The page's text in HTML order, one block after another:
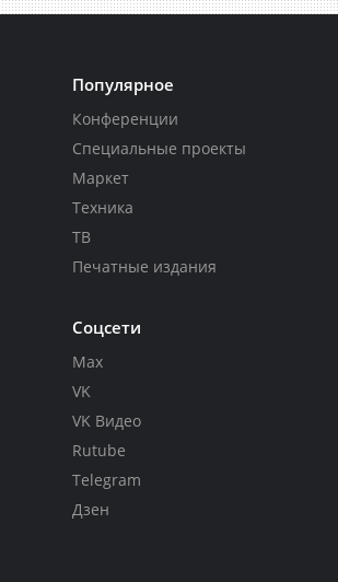
Популярное
Конференции
Специальные проекты
Маркет
Техника
ТВ
Печатные издания
Соцсети
Max
VK
VK Видео
Rutube
Telegram
Дзен